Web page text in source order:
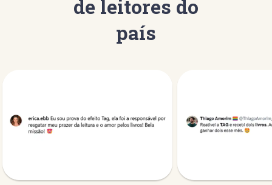
de leitores do
país